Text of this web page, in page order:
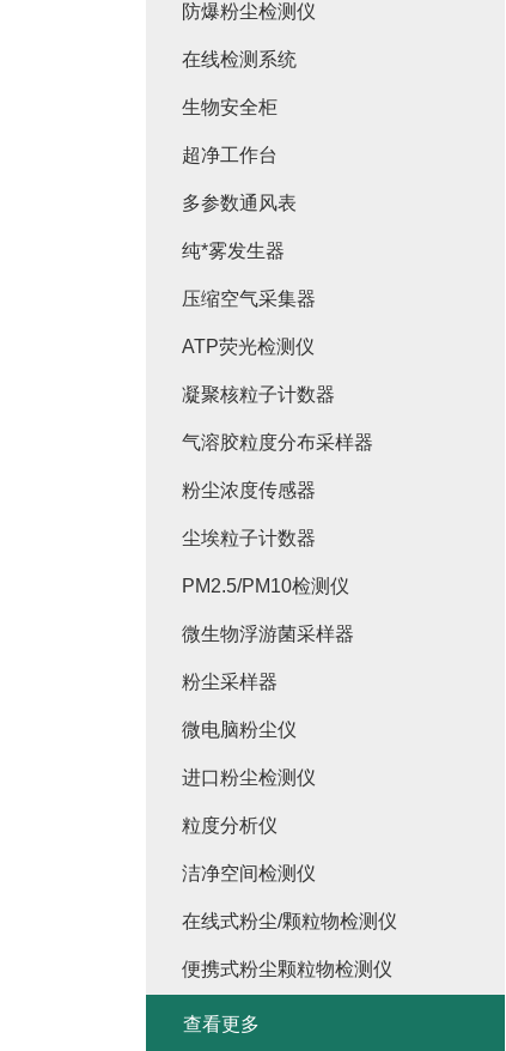
防爆粉尘检测仪
在线检测系统
生物安全柜
超净工作台
多参数通风表
纯*雾发生器
压缩空气采集器
ATP荧光检测仪
凝聚核粒子计数器
气溶胶粒度分布采样器
粉尘浓度传感器
尘埃粒子计数器
PM2.5/PM10检测仪
微生物浮游菌采样器
粉尘采样器
微电脑粉尘仪
进口粉尘检测仪
粒度分析仪
洁净空间检测仪
在线式粉尘/颗粒物检测仪
便携式粉尘颗粒物检测仪
查看更多